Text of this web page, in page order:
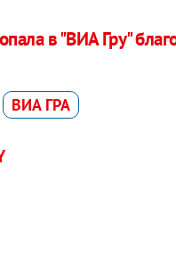
в "ВИА Гру"
ВИА ГРА